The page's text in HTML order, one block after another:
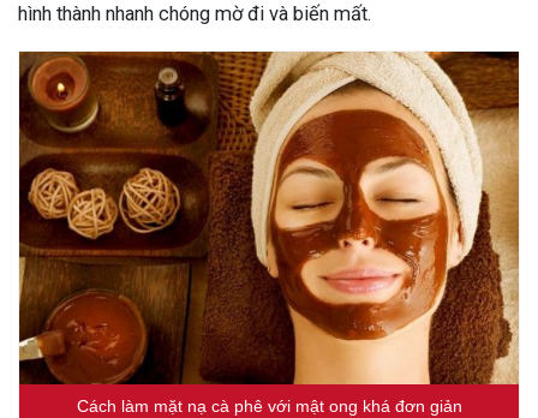
hình thành nhanh chóng mờ đi và biến mất.
Cách làm mặt nạ cà phê với mật ong khá đơn giản